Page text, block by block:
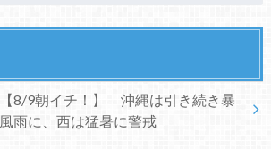
【8/9朝イチ！】 沖縄は引き続き暴
風雨に、西は猛暑に警戒